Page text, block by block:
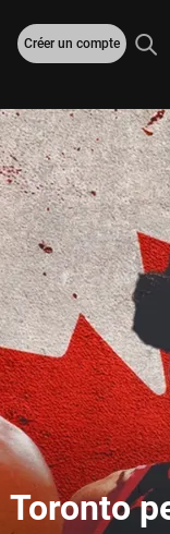
Créer un compte
Toronto